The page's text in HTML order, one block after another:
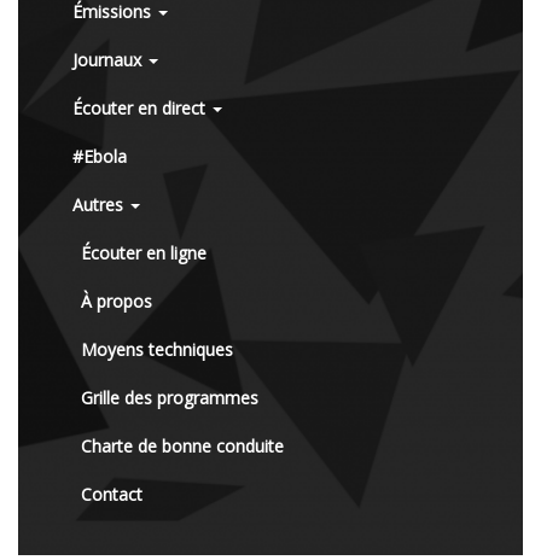
Émissions
Journaux
Écouter en direct
#Ebola
Autres
Écouter en ligne
À propos
Moyens techniques
Grille des programmes
Charte de bonne conduite
Contact